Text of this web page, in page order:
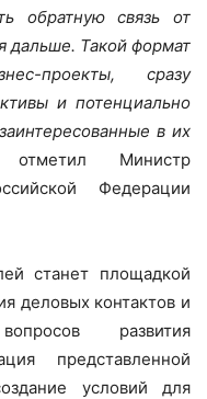
обратную связь от
дальше. Такой формат
проекты, сразу
и потенциально
в их
Министр
Федерации
станет площадкой
деловых контактов и
развития
представленной
условий для